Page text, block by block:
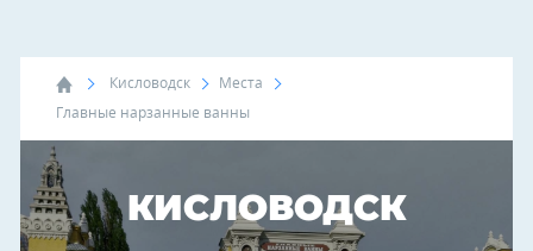
Кисловодск Места
Главные нарзанные ванны
КИСЛОВОДСК